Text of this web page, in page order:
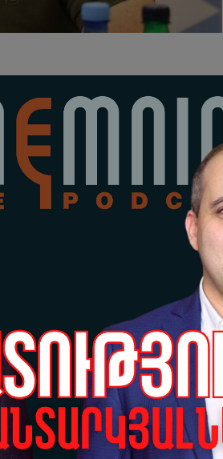
կարծիք
այլ սեփական
բակում նախագահ Սերժ
դավադրությունների տեսության
է:
ուրիշ «շախ» հայտարարելու ֆիգուր
ցանկություն էլ չունի այդ դաշտ
և ռեսուրս ծախսելու:
ներքաղաքական զարգացումների և
հակառակ կարծիք ունեցողներին
օրակարգի արդյունավետության